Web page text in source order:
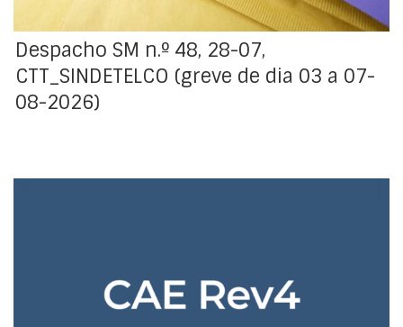
Despacho SM n.º 48, 28-07,
CTT_SINDETELCO (greve de dia 03 a 07-
08-2026)
Económicas, designada por CAE Rev.4 ? Caso seja
outorgante de convenção coletiva, atualize os códigos